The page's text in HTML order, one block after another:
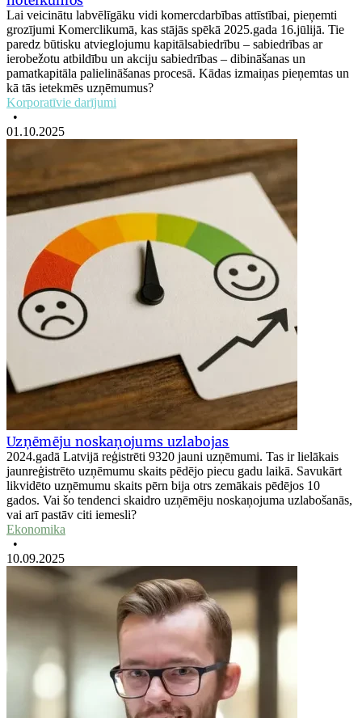
Lai veicinātu labvēlīgāku vidi komercdarbības attīstībai, pieņemti
grozījumi Komerclikumā, kas stājās spēkā 2025.gada 16.jūlijā. Tie
paredz būtisku atvieglojumu kapitālsabiedrību – sabiedrības ar
ierobežotu atbildību un akciju sabiedrības – dibināšanas un
pamatkapitāla palielināšanas procesā. Kādas izmaiņas pieņemtas un
kā tās ietekmēs uzņēmumus?
Korporatīvie darījumi
•
01.10.2025
Uzņēmēju noskaņojums uzlabojas
2024.gadā Latvijā reģistrēti 9320 jauni uzņēmumi. Tas ir lielākais
jaunreģistrēto uzņēmumu skaits pēdējo piecu gadu laikā. Savukārt
likvidēto uzņēmumu skaits pērn bija otrs zemākais pēdējos 10
gados. Vai šo tendenci skaidro uzņēmēju noskaņojuma uzlabošanās,
vai arī pastāv citi iemesli?
Ekonomika
•
10.09.2025